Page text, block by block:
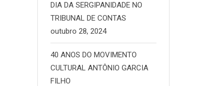
DIA DA SERGIPANIDADE NO
TRIBUNAL DE CONTAS
outubro 28, 2024
40 ANOS DO MOVIMENTO
CULTURAL ANTÔNIO GARCIA
FILHO